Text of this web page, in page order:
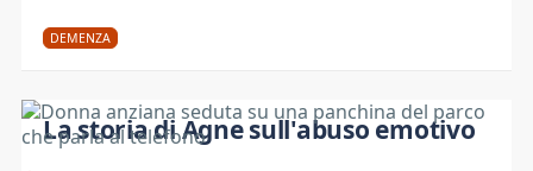
DEMENZA
La storia di Agne sull'abuso emotivo